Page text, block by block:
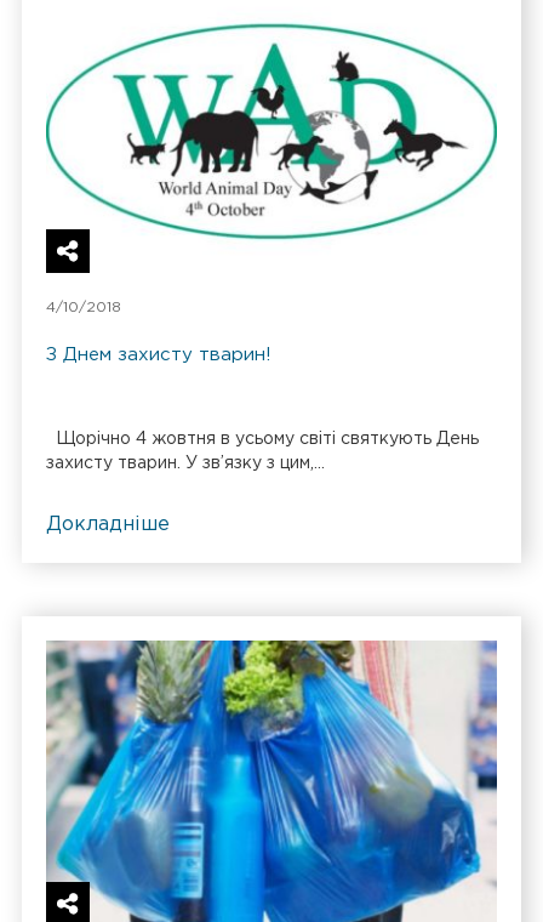
4/10/2018
З Днем захисту тварин!
Щорічно 4 жовтня в усьому світі святкують День
захисту тварин. У зв’язку з цим,...
Докладніше